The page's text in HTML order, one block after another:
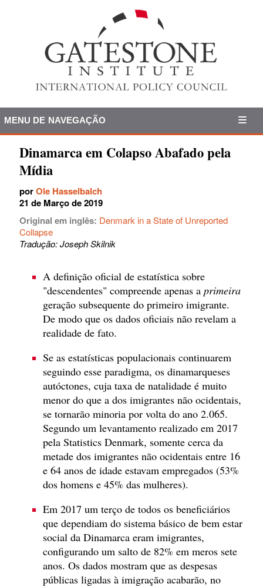
MENU DE NAVEGAÇÃO
Dinamarca em Colapso Abafado pela
Mídia
porOle Hasselbalch
21 de Março de 2019
Original em inglês: Denmark in a State of Unreported
Collapse
Tradução: Joseph Skilnik
A definição oficial de estatística sobre
"descendentes" compreende apenas a primeira
geração subsequente do primeiro imigrante.
De modo que os dados oficiais não revelam a
realidade de fato.
Se as estatísticas populacionais continuarem
seguindo esse paradigma, os dinamarqueses
autóctones, cuja taxa de natalidade é muito
menor do que a dos imigrantes não ocidentais,
se tornarão minoria por volta do ano 2.065.
Segundo um levantamento realizado em 2017
pela Statistics Denmark, somente cerca da
metade dos imigrantes não ocidentais entre 16
e 64 anos de idade estavam empregados (53%
dos homens e 45% das mulheres).
Em 2017 um terço de todos os beneficiários
que dependiam do sistema básico de bem estar
social da Dinamarca eram imigrantes,
configurando um salto de 82% em meros sete
anos. Os dados mostram que as despesas
públicas ligadas à imigração acabarão, no